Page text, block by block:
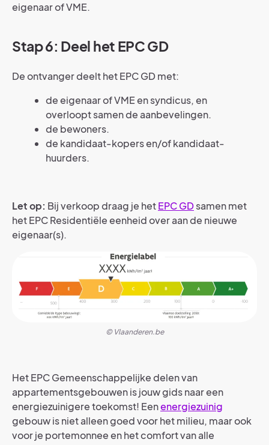
eigenaar of VME.
Stap 6: Deel het EPC GD
De ontvanger deelt het EPC GD met:
de eigenaar of VME en syndicus, en
overloopt samen de aanbevelingen.
de bewoners.
de kandidaat-kopers en/of kandidaat-
huurders.
Let op: Bij verkoop draag je hetEPC GDsamen met
het EPC Residentiële eenheid over aan de nieuwe
eigenaar(s).
© Vlaanderen.be
Het EPC Gemeenschappelijke delen van
appartementsgebouwen is jouw gids naar een
energiezuinigere toekomst! Eenenergiezuinig
gebouw is niet alleen goed voor het milieu, maar ook
voor je portemonnee en het comfort van alle